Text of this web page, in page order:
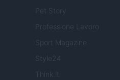
Pet Story
Professione Lavoro
Sport Magazine
Style24